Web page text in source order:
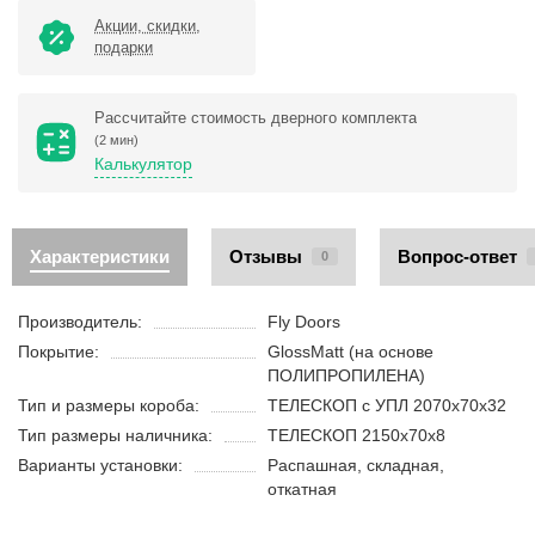
Акции, скидки,
подарки
Рассчитайте стоимость дверного комплекта
(2 мин)
Калькулятор
Характеристики Отзывы 0 Вопрос-ответ
Производитель:
Fly Doors
Покрытие:
GlossMatt (на основе
ПОЛИПРОПИЛЕНА)
Тип и размеры короба:
ТЕЛЕСКОП с УПЛ 2070х70х32
Тип размеры наличника:
ТЕЛЕСКОП 2150х70х8
Варианты установки:
Распашная, складная,
откатная